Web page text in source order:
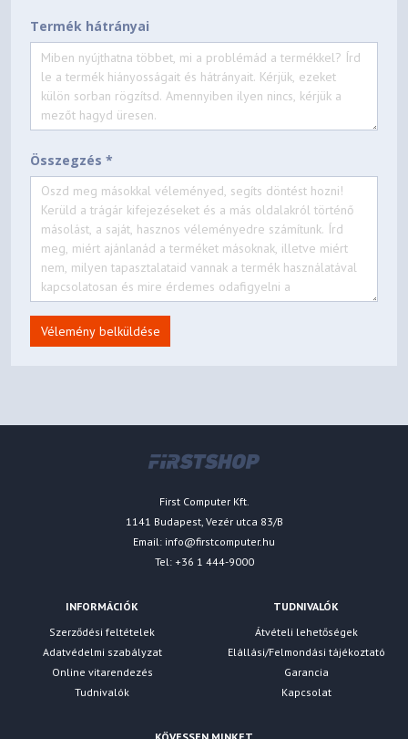
Termék hátrányai
Összegzés *
Vélemény belküldése
First Computer Kft.
1141 Budapest, Vezér utca 83/B
Email: info@firstcomputer.hu
Tel: +36 1 444-9000
INFORMÁCIÓK
Szerződési feltételek
Adatvédelmi szabályzat
Online vitarendezés
Tudnivalók
TUDNIVALÓK
Átvételi lehetőségek
Elállási/Felmondási tájékoztató
Garancia
Kapcsolat